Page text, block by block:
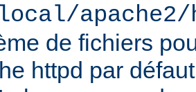
de fichiers
httpd par